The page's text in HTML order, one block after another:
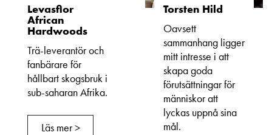
Levasflor
African
Hardwoods
Trä-leverantör och
fanbärare för
hållbart skogsbruk i
sub-saharan Afrika.
Läs mer >
Torsten Hild
Oavsett
sammanhang ligger
mitt intresse i att
skapa goda
förutsättningar för
människor att
lyckas uppnå sina
mål.